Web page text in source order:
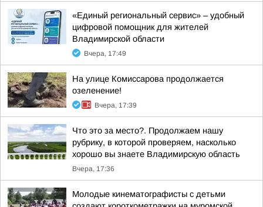
«Единый региональный сервис» – удобный
цифровой помощник для жителей
Владимирской области
Вчера, 17:49
На улице Комиссарова продолжается
озеленение!
Вчера, 17:39
Что это за место?. Продолжаем нашу
рубрику, в которой проверяем, насколько
хорошо вы знаете Владимирскую область
Вчера, 17:36
Молодые кинематографисты с детьми